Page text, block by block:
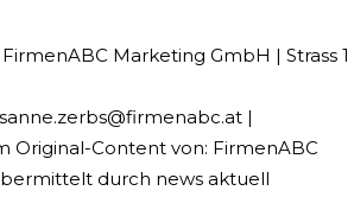
Marketing GmbH | Strass 1
|
Original-Content von: FirmenABC
durch news aktuell